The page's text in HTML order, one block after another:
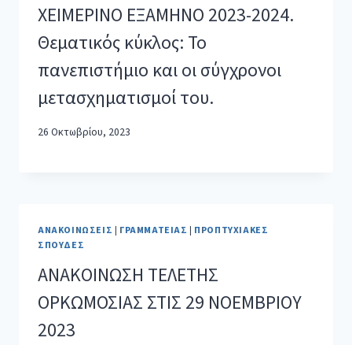
ΧΕΙΜΕΡΙΝΟ ΕΞΑΜΗΝΟ 2023-2024.
Θεματικός κύκλος: Το
πανεπιστήμιο και οι σύγχρονοι
μετασχηματισμοί του.
26 Οκτωβρίου, 2023
ΑΝΑΚΟΙΝΏΣΕΙΣ | ΓΡΑΜΜΑΤΕΊΑΣ | ΠΡΟΠΤΥΧΙΑΚΈΣ
ΣΠΟΥΔΈΣ
ΑΝΑΚΟΙΝΩΣΗ ΤΕΛΕΤΗΣ
ΟΡΚΩΜΟΣΙΑΣ ΣΤΙΣ 29 ΝΟΕΜΒΡΙΟΥ
2023